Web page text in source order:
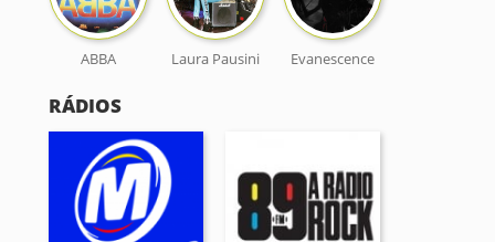
ABBA Laura Pausini Evanescence
RÁDIOS